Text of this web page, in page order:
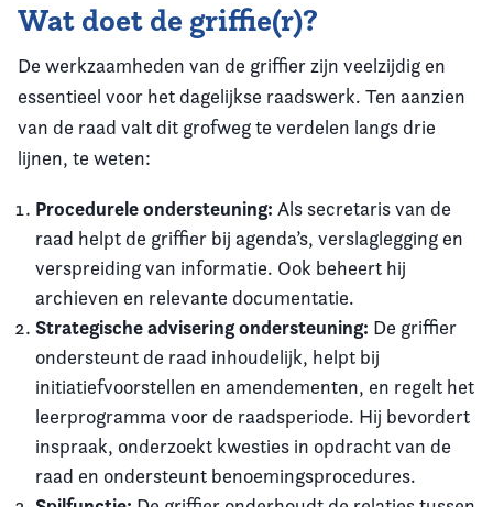
Wat doet de griffie(r)?
De werkzaamheden van de griffier zijn veelzijdig en
essentieel voor het dagelijkse raadswerk. Ten aanzien
van de raad valt dit grofweg te verdelen langs drie
lijnen, te weten:
Procedurele ondersteuning: Als secretaris van de
raad helpt de griffier bij agenda’s, verslaglegging en
verspreiding van informatie. Ook beheert hij
archieven en relevante documentatie.
Strategische advisering ondersteuning: De griffier
ondersteunt de raad inhoudelijk, helpt bij
initiatiefvoorstellen en amendementen, en regelt het
leerprogramma voor de raadsperiode. Hij bevordert
inspraak, onderzoekt kwesties in opdracht van de
raad en ondersteunt benoemingsprocedures.